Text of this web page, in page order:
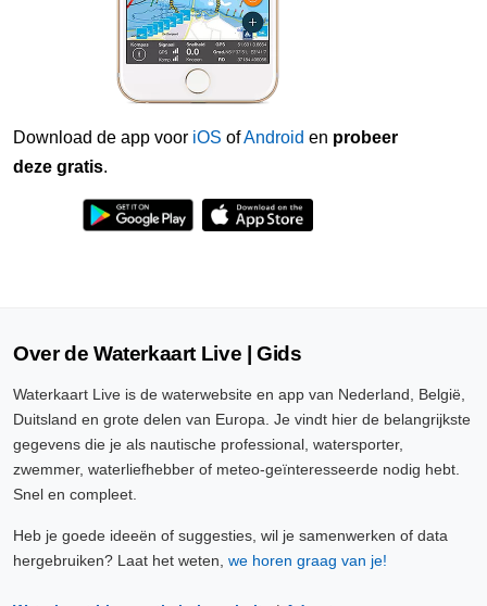
Download de app voor iOS ofAndroid en probeer
deze gratis.
Over de Waterkaart Live | Gids
Waterkaart Live is de waterwebsite en app van Nederland, België,
Duitsland en grote delen van Europa. Je vindt hier de belangrijkste
gegevens die je als nautische professional, watersporter,
zwemmer, waterliefhebber of meteo-geïnteresseerde nodig hebt.
Snel en compleet.
Heb je goede ideeën of suggesties, wil je samenwerken of data
hergebruiken? Laat het weten, we horen graag van je!